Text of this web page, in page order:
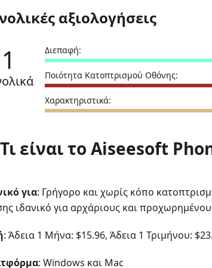
αξιολογήσεις
Διεπαφή:
Ποιότητα Κατοπτρισμού Οθόνης:
Χαρακτηριστικά:
είναι το Aiseesoft
για: Γρήγορο και χωρίς κόπο
ιδανικό για αρχάριους και
: Άδεια 1 Μήνα: $15.96, Άδεια 1 Τριμήνου:
: Windows και Mac